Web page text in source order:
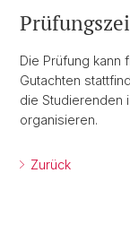
Die Prüfung kann
Gutachten
die Studierenden
organisieren.
Zurück